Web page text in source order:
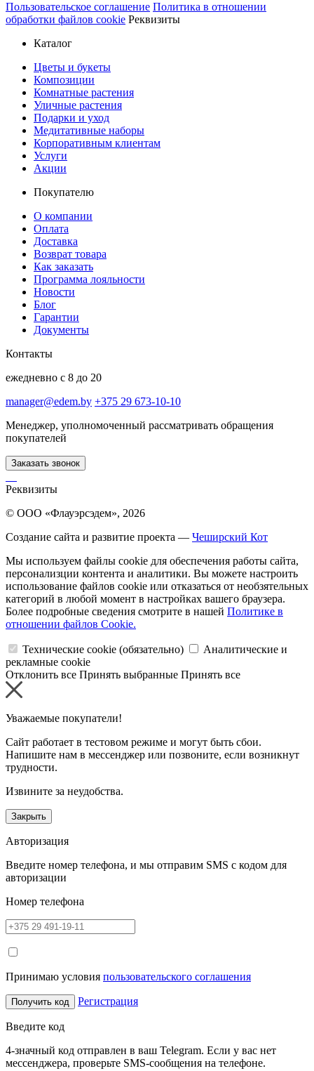
Пользовательское соглашение Политика в отношении
обработки файлов cookie Реквизиты
Каталог
Цветы и букеты
Композиции
Комнатные растения
Уличные растения
Подарки и уход
Медитативные наборы
Корпоративным клиентам
Услуги
Акции
Покупателю
О компании
Оплата
Доставка
Возврат товара
Как заказать
Программа лояльности
Новости
Блог
Гарантии
Документы
Контакты
ежедневно с 8 до 20
manager@edem.by +375 29 673-10-10
Менеджер, уполномоченный рассматривать обращения
покупателей
Заказать звонок
Реквизиты
© ООО «Флауэрсэдем», 2026
Создание сайта и развитие проекта — Чеширский Кот
Мы используем файлы cookie для обеспечения работы сайта,
персонализции контента и аналитики. Вы можете настроить
использование файлов cookie или отказаться от необзятельных
категорий в любой момент в настройках вашего браузера.
Более подробные сведения смотрите в нашей Политике в
отношении файлов Cookie.
Технические cookie (обязательно)
Аналитические и
рекламные cookie
Отклонить все Принять выбранные Принять все
Уважаемые покупатели!
Сайт работает в тестовом режиме и могут быть сбои.
Напишите нам в мессенджер или позвоните, если возникнут
трудности.
Извините за неудобства.
Закрыть
Авторизация
Введите номер телефона, и мы отправим SMS с кодом для
авторизации
Номер телефона
Принимаю условия пользовательского соглашения
Получить код Регистрация
Введите код
4-значный код отправлен в ваш Telegram. Если у вас нет
мессенджера, проверьте SMS-сообщения на телефоне.